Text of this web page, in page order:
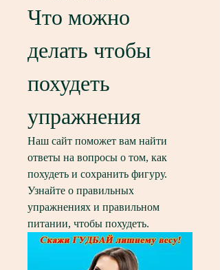
Что можно
делать чтобы
похудеть
упражнения
Наш сайт поможет вам найти
ответы на вопросы о том, как
похудеть и сохранить фигуру.
Узнайте о правильных
упражнениях и правильном
питании, чтобы похудеть.